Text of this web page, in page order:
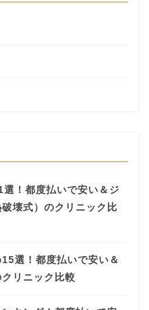
！都度払いで安い＆ジ
壊式）のクリニック比
選！都度払いで安い＆
リニック比較